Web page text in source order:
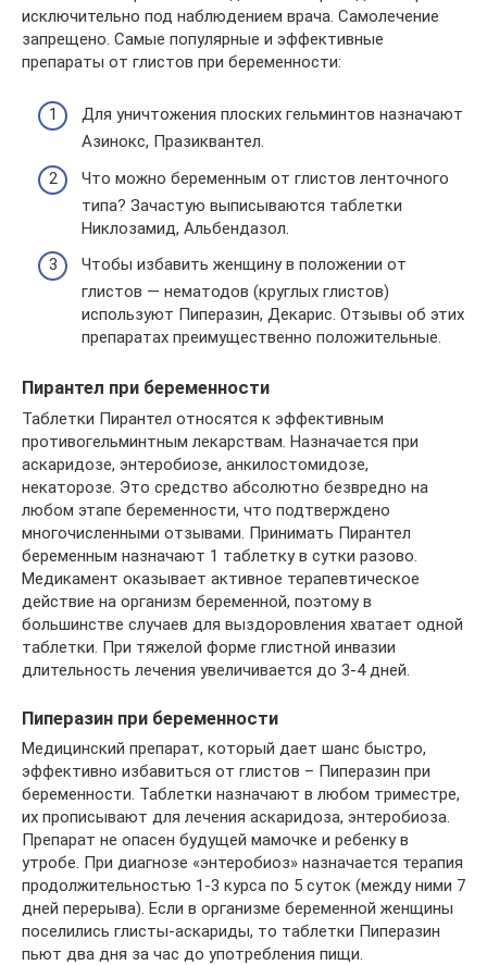
исключительно под наблюдением врача. Самолечение
запрещено. Самые популярные и эффективные
препараты от глистов при беременности:
Для уничтожения плоских гельминтов назначают
Азинокс, Празиквантел.
Что можно беременным от глистов ленточного
типа? Зачастую выписываются таблетки
Никлозамид, Альбендазол.
Чтобы избавить женщину в положении от
глистов — нематодов (круглых глистов)
используют Пиперазин, Декарис. Отзывы об этих
препаратах преимущественно положительные.
Пирантел при беременности
Таблетки Пирантел относятся к эффективным
противогельминтным лекарствам. Назначается при
аскаридозе, энтеробиозе, анкилостомидозе,
некаторозе. Это средство абсолютно безвредно на
любом этапе беременности, что подтверждено
многочисленными отзывами. Принимать Пирантел
беременным назначают 1 таблетку в сутки разово.
Медикамент оказывает активное терапевтическое
действие на организм беременной, поэтому в
большинстве случаев для выздоровления хватает одной
таблетки. При тяжелой форме глистной инвазии
длительность лечения увеличивается до 3-4 дней.
Пиперазин при беременности
Медицинский препарат, который дает шанс быстро,
эффективно избавиться от глистов – Пиперазин при
беременности. Таблетки назначают в любом триместре,
их прописывают для лечения аскаридоза, энтеробиоза.
Препарат не опасен будущей мамочке и ребенку в
утробе. При диагнозе «энтеробиоз» назначается терапия
продолжительностью 1-3 курса по 5 суток (между ними 7
дней перерыва). Если в организме беременной женщины
поселились глисты-аскариды, то таблетки Пиперазин
пьют два дня за час до употребления пищи.